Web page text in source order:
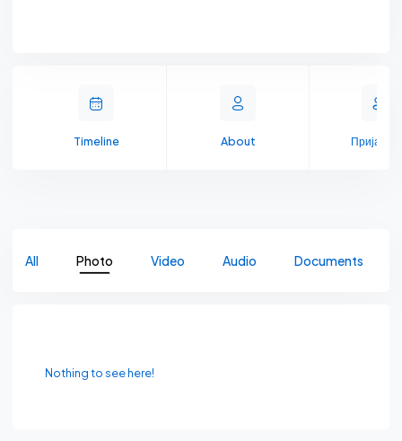
Timeline About
All Photo Video Audio Documents
Nothing to see here!